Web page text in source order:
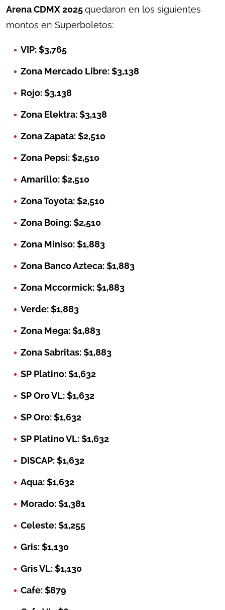
Arena CDMX 2025quedaron en los siguientes
montos en Superboletos:
VIP: $3,765
Zona Mercado Libre: $3,138
Rojo: $3,138
Zona Elektra: $3,138
Zona Zapata: $2,510
Zona Pepsi: $2,510
Amarillo: $2,510
Zona Toyota: $2,510
Zona Boing: $2,510
Zona Miniso: $1,883
Zona Banco Azteca: $1,883
Zona Mccormick: $1,883
Verde: $1,883
Zona Mega: $1,883
Zona Sabritas: $1,883
SP Platino: $1,632
SP Oro VL: $1,632
SP Oro: $1,632
SP Platino VL: $1,632
DISCAP: $1,632
Aqua: $1,632
Morado: $1,381
Celeste: $1,255
Gris: $1,130
Gris VL: $1,130
Cafe: $879